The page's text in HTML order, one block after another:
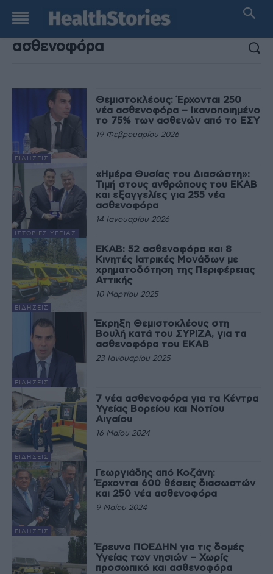
ΑΠΟΤΕΛΕΣΜΑΤΑ ΑΝΑΖΗΤΗΣΗΣ:
ΕΙΔΉΣΕΙΣ
Θεμιστοκλέους: Έρχονται 250
νέα ασθενοφόρα – Ικανοποιημένο
το 75% των ασθενών από το ΕΣΥ
19 Φεβρουαρίου 2026
ΙΣΤΟΡΊΕΣ ΥΓΕΊΑΣ
«Ημέρα Θυσίας του Διασώστη»:
Τιμή στους ανθρώπους του ΕΚΑΒ
και εξαγγελίες για 255 νέα
ασθενοφόρα
14 Ιανουαρίου 2026
ΕΙΔΉΣΕΙΣ
ΕΚΑΒ: 52 ασθενοφόρα και 8
Κινητές Ιατρικές Μονάδων με
χρηματοδότηση της Περιφέρειας
Αττικής
10 Μαρτίου 2025
ΕΙΔΉΣΕΙΣ
Έκρηξη Θεμιστοκλέους στη
Βουλή κατά του ΣΥΡΙΖΑ, για τα
ασθενοφόρα του ΕΚΑΒ
23 Ιανουαρίου 2025
ΕΙΔΉΣΕΙΣ
7 νέα ασθενοφόρα για τα Κέντρα
Υγείας Βορείου και Νοτίου
Αιγαίου
16 Μαΐου 2024
ΕΙΔΉΣΕΙΣ
Γεωργιάδης από Κοζάνη:
Έρχονται 600 θέσεις διασωστών
και 250 νέα ασθενοφόρα
9 Μαΐου 2024
Έρευνα ΠΟΕΔΗΝ για τις δομές
Υγείας των νησιών – Χωρίς
προσωπικό και ασθενοφόρα